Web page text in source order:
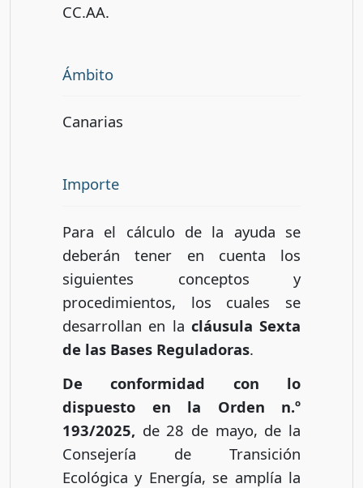
CC.AA.
Ámbito
Canarias
Importe
Para el cálculo de la ayuda se
deberán tener en cuenta los
siguientes conceptos y
procedimientos, los cuales se
desarrollan en la cláusula Sexta
de las Bases Reguladoras.
De conformidad con lo
dispuesto en la Orden n.º
193/2025, de 28 de mayo, de la
Consejería de Transición
Ecológica y Energía, se amplía la